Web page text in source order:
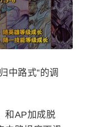
中路式”的调
和AP加成脱